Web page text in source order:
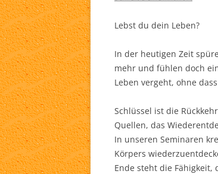
Lebst du dein Leben?
In der heutigen Zeit
mehr und fühlen doch
Leben vergeht, ohne
Schlüssel ist die
Quellen, das
In unseren Seminaren
Körpers
Ende steht die Fähigkeit,